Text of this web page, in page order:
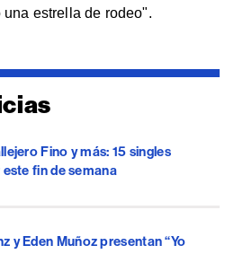
estrella de rodeo".
Fino y más: 15 singles
fin de semana
y Eden Muñoz presentan “Yo